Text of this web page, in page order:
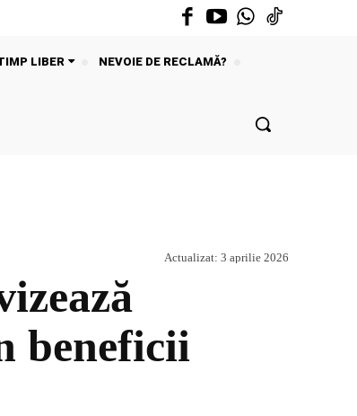
LIBER
NEVOIE DE RECLAMĂ?
Actualizat: 3 aprilie 2026
beneficii